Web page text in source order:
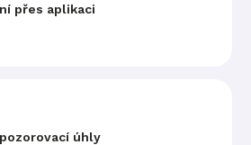
přes aplikaci
úhly